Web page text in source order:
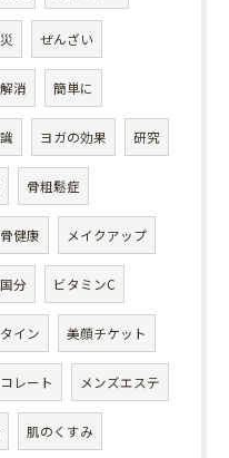
ぜんざい
消 簡単に
ヨガの効果 研究
骨粗鬆症
骨健康 メイクアップ
国分 ビタミンC
イン 美顔チケット
レート メンズエステ
肌のくすみ